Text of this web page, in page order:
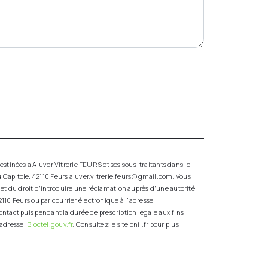
à Aluver Vitrerie FEURS et ses sous-traitants dans le
42110 Feurs aluver.vitrerie.feurs@gmail.com. Vous
du droit d’introduire une réclamation auprès d’une autorité
Feurs ou par courrier électronique à l'adresse
puis pendant la durée de prescription légale aux fins
Bloctel.gouv.fr. Consultez le site cnil.fr pour plus